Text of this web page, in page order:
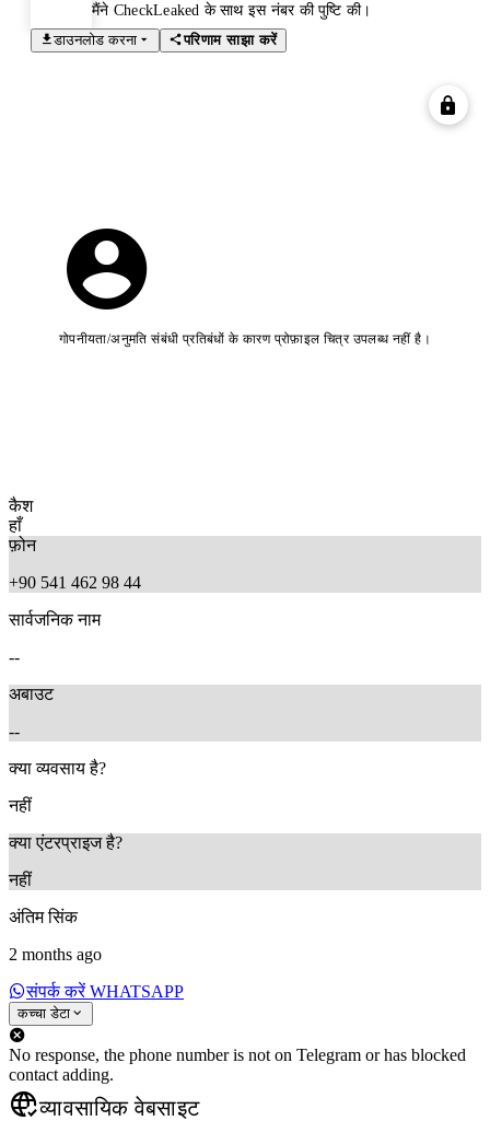
मैंने CheckLeaked के साथ इस नंबर की पुष्टि की।
डाउनलोड करना
परिणाम साझा करें
गोपनीयता/अनुमति संबंधी प्रतिबंधों के कारण प्रोफ़ाइल चित्र उपलब्ध नहीं है।
कैश
हाँ
फ़ोन
+90 541 462 98 44
सार्वजनिक नाम
--
अबाउट
--
क्या व्यवसाय है?
नहीं
क्या एंटरप्राइज है?
नहीं
अंतिम सिंक
2 months ago
संपर्क करें WHATSAPP
कच्चा डेटा
No response, the phone number is not on Telegram or has blocked
contact adding.
व्यावसायिक वेबसाइट